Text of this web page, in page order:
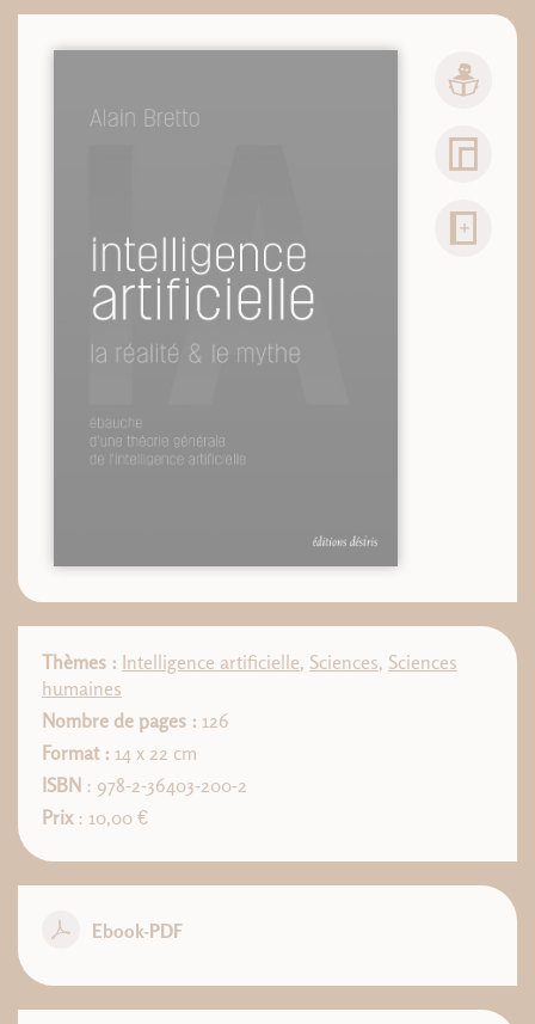
Thèmes : Intelligence artificielle, Sciences, Sciences
humaines
Nombre de pages : 126
Format : 14 x 22 cm
ISBN : 978-2-36403-200-2
Prix : 10,00 €
Ebook-PDF